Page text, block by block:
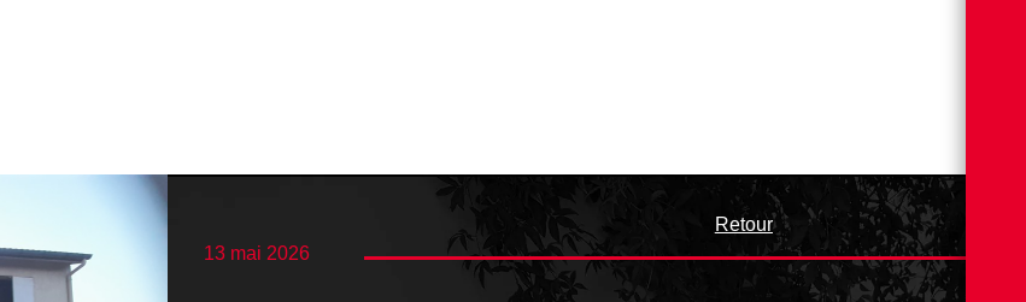
Retour
13 mai 2026